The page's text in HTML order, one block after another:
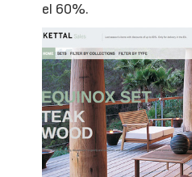
el 60%.